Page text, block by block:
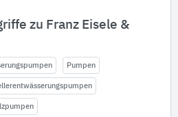
zu Franz Eisele &
Pumpen